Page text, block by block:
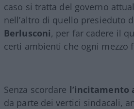
caso si tratta del governo
nell’altro di quello presieduto
Berlusconi, per far cadere il
certi ambienti che ogni mezzo
Senza scordare l’incitamento
da parte dei vertici sindacali,